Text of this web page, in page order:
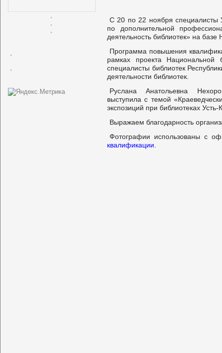
С 20 по 22 ноября специалисты
по дополнительной
деятельность библиотек» на
Программа повышения
рамках проекта Национальной
специалисты библиотек
деятельности библиотек.
Руслана Анатольевна
выступила с темой
экспозиций при библиотеках
Выражаем благодарность
Фотографии использованы с
квалификации.